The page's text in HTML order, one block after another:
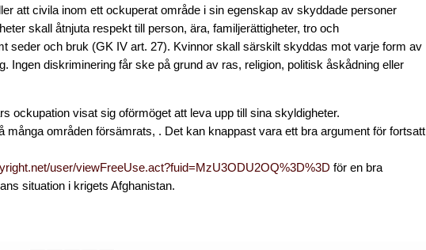
att civila inom ett ockuperat område i sin egenskap av skyddade personer
skall åtnjuta respekt till person, ära, familjerättigheter, tro och
seder och bruk (GK IV art. 27). Kvinnor skall särskilt skyddas mot varje form av
Ingen diskriminering får ske på grund av ras, religion, politisk åskådning eller
ockupation visat sig oförmöget att leva upp till sina skyldigheter.
många områden försämrats, . Det kan knappast vara ett bra argument för fortsatt
user/viewFreeUse.act?fuid=MzU3ODU2OQ%3D%3D för en bra
situation i krigets Afghanistan.